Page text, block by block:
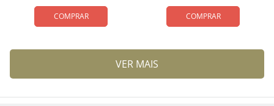
COMPRAR COMPRAR
VER MAIS